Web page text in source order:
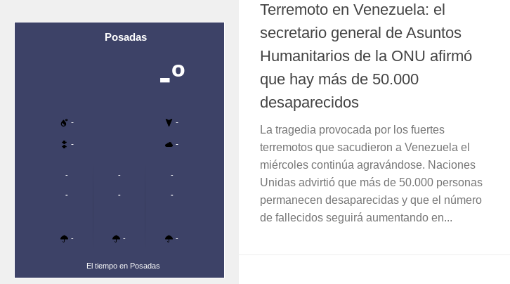
Terremoto en Venezuela: el
secretario general de Asuntos
Humanitarios de la ONU afirmó
que hay más de 50.000
desaparecidos
La tragedia provocada por los fuertes
terremotos que sacudieron a Venezuela el
miércoles continúa agravándose. Naciones
Unidas advirtió que más de 50.000 personas
permanecen desaparecidas y que el número
de fallecidos seguirá aumentando en...
Posadas
-º
- -
- -
-
-
-
-
-
-
-
-
-
El tiempo en Posadas